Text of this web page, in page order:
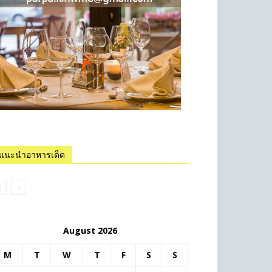
นะนำอาหารเด็ด
August 2026
M T W T F S S